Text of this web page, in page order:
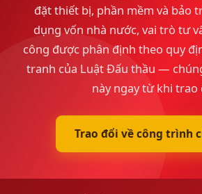
đặt thiết bị, phần mềm và bảo
dụng vốn nhà nước, vai trò tư
công được phân định theo quy
tranh của Luật Đấu thầu —
này ngay từ khi trao
Trao đổi về công trình